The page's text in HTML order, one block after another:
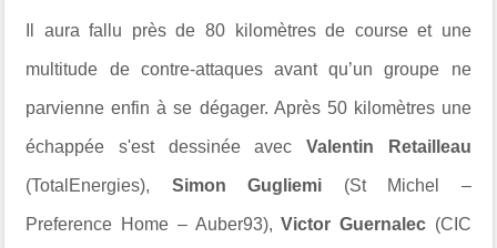
Il aura fallu près de 80 kilomètres de course et une
multitude de contre-attaques avant qu’un groupe ne
parvienne enfin à se dégager. Après 50 kilomètres une
échappée s'est dessinée avec Valentin Retailleau
(TotalEnergies), Simon Gugliemi (St Michel –
Preference Home – Auber93),Victor Guernalec(CIC